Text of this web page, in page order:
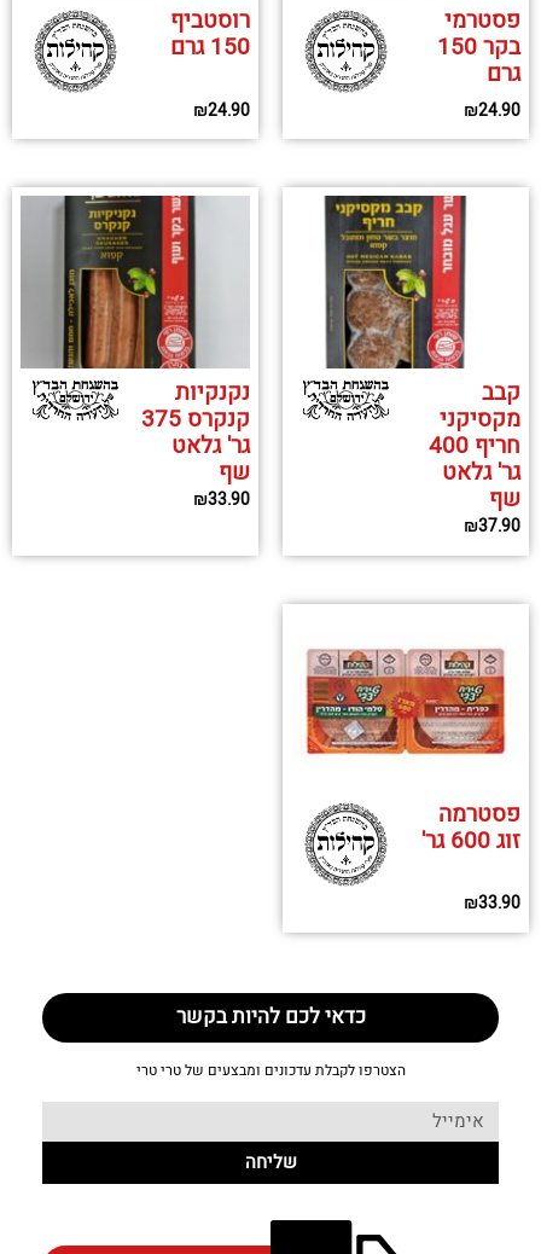
פסטרמי
בקר 150
גרם
₪24.90
רוסטביף
150 גרם
₪24.90
קבב
מקסיקני
חריף 400
גר' גלאט
שף
₪37.90
נקנקיות
קנקרס 375
גר' גלאט
שף
₪33.90
פסטרמה
זוג 600 גר'
₪33.90
כדאי לכם להיות בקשר
הצטרפו לקבלת עדכונים ומבצעים של טרי טרי
שליחה